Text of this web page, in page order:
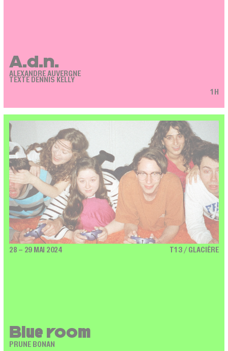
A.d.n.
ALEXANDRE AUVERGNE
TEXTE DENNIS KELLY
1H
28 – 29 MAI 2024 T13 / GLACIÈRE
Blue room
PRUNE BONAN